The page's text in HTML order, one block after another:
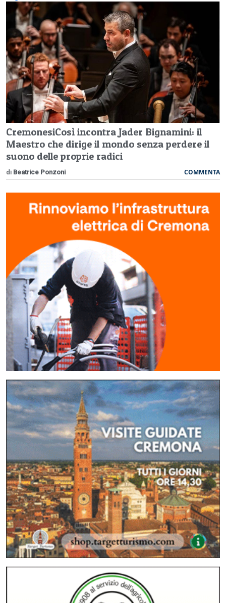
CremonesiCosì incontra Jader Bignamini: il
Maestro che dirige il mondo senza perdere il
suono delle proprie radici
di Beatrice Ponzoni COMMENTA